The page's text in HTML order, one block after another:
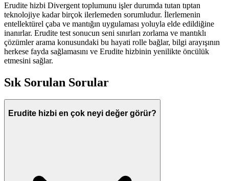
Erudite hizbi Divergent toplumunu işler durumda tutan tıptan
teknolojiye kadar birçok ilerlemeden sorumludur. İlerlemenin
entellektürel çaba ve mantığın uygulaması yoluyla elde edildiğine
inanırlar. Erudite test sonucun seni sınırları zorlama ve mantıklı
çözümler arama konusundaki bu hayati rolle bağlar, bilgi arayışının
herkese fayda sağlamasını ve Erudite hizbinin yenilikte öncülük
etmesini sağlar.
Sık Sorulan Sorular
Erudite hizbi en çok neyi değer görür?